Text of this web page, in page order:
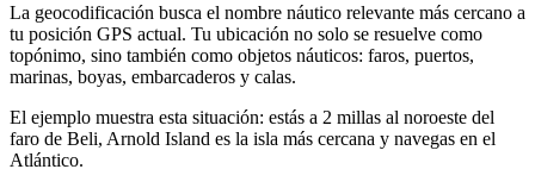
La geocodificación busca el nombre náutico relevante más cercano a
tu posición GPS actual. Tu ubicación no solo se resuelve como
topónimo, sino también como objetos náuticos: faros, puertos,
marinas, boyas, embarcaderos y calas.
El ejemplo muestra esta situación: estás a 2 millas al noroeste del
faro de Beli, Arnold Island es la isla más cercana y navegas en el
Atlántico.